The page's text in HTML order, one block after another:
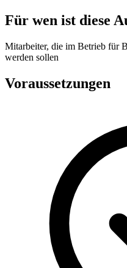
Für wen ist diese
Mitarbeiter, die im Betrieb für
werden sollen
Voraussetzungen